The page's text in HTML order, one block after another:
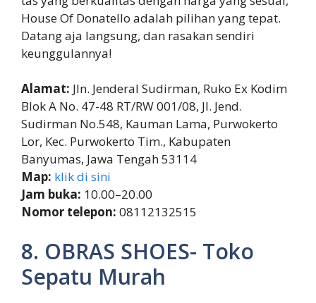
House Of Donatello adalah pilihan yang tepat.
Datang aja langsung, dan rasakan sendiri
keunggulannya!
Alamat: Jln. Jenderal Sudirman, Ruko Ex Kodim
Blok A No. 47-48 RT/RW 001/08, Jl. Jend.
Sudirman No.548, Kauman Lama, Purwokerto
Lor, Kec. Purwokerto Tim., Kabupaten
Banyumas, Jawa Tengah 53114
Map: klik di sini
Jam buka: 10.00–20.00
Nomor telepon: 08112132515
8. OBRAS SHOES- Toko
Sepatu Murah